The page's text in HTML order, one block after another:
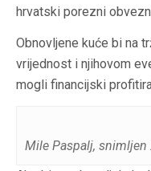
hrvatski porezni
Obnovljene kuće bi na
vrijednost i njihovom
mogli financijski
Mile Paspalj,